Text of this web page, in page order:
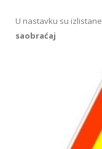
U nastavku su
saobraćaj